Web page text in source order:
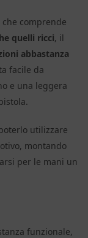
comprende
quelli ricci, il
abbastanza
facile da
e una leggera
utilizzare
montando
per le mani un
funzionale,